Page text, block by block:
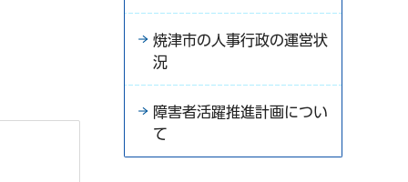
焼津市の人事行政の運営状
況
障害者活躍推進計画につい
て